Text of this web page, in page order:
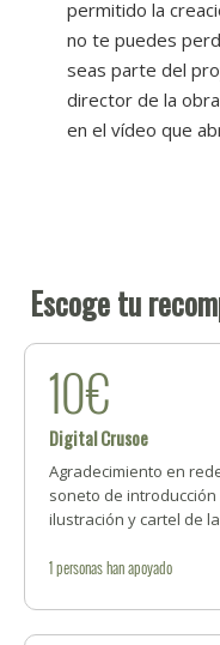
permitido la
no te puedes
seas parte del
director de la
en el vídeo que
Escoge tu
10€
Digital Crusoe
Agradecimiento en
soneto de introducción
ilustración y cartel de
1personashan apoyado